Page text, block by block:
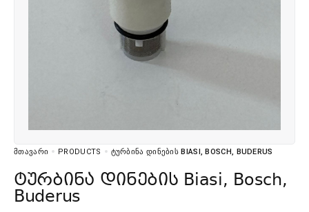
ᲛᲗᲐᲕᲐᲠᲘ PRODUCTS ᲢᲣᲠᲑᲘᲜᲐ ᲓᲘᲜᲔᲑᲘᲡ BIASI, BOSCH, BUDERUS
ტურბინა დინების Biasi, Bosch,
Buderus